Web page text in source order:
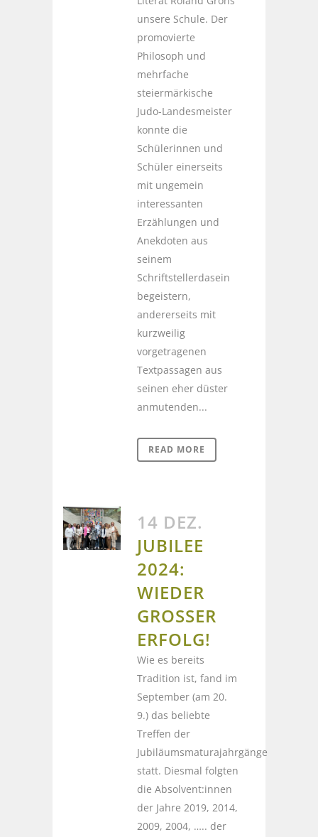
unsere Schule. Der
promovierte
Philosoph und
mehrfache
steiermärkische
Judo-Landesmeister
konnte die
Schülerinnen und
Schüler einerseits
mit ungemein
interessanten
Erzählungen und
Anekdoten aus
seinem
Schriftstellerdasein
begeistern,
andererseits mit
kurzweilig
vorgetragenen
Textpassagen aus
seinen eher düster
anmutenden...
READ MORE
14 DEZ.
JUBILEE
2024:
WIEDER
GROSSER E
RFOLG!
Wie es bereits
Tradition ist, fand im
September (am 20.
9.) das beliebte
Treffen der
Jubiläumsmaturajahrgänge
statt. Diesmal folgten
die Absolvent:innen
der Jahre 2019, 2014,
2009, 2004, ….. der